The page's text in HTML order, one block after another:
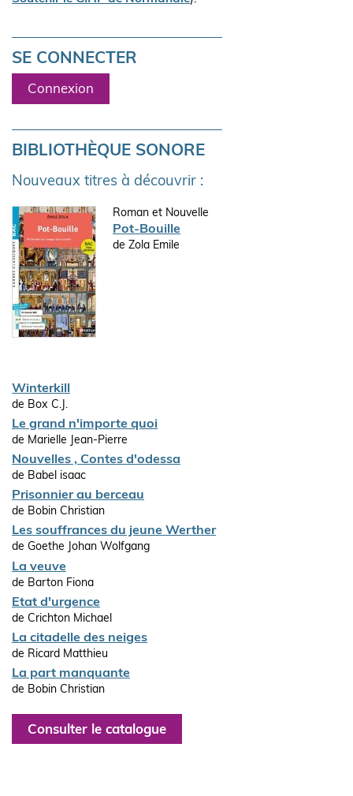
SE CONNECTER
Connexion
BIBLIOTHÈQUE SONORE
Nouveaux titres à découvrir :
Roman et Nouvelle
Pot-Bouille
de Zola Emile
Winterkill
de Box C.J.
Le grand n'importe quoi
de Marielle Jean-Pierre
Nouvelles , Contes d'odessa
de Babel isaac
Prisonnier au berceau
de Bobin Christian
Les souffrances du jeune Werther
de Goethe Johan Wolfgang
La veuve
de Barton Fiona
Etat d'urgence
de Crichton Michael
La citadelle des neiges
de Ricard Matthieu
La part manquante
de Bobin Christian
Consulter le catalogue